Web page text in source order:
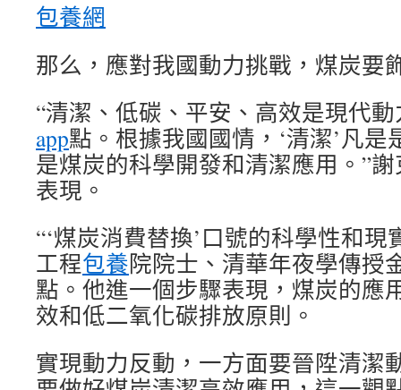
包養網
那么，應對我國動力挑戰，煤炭要
“清潔、低碳、平安、高效是現代
app點。根據我國國情，‘清潔’凡
是煤炭的科學開發和清潔應用。”謝
表現。
“‘煤炭消費替換’口號的科學性和
工程包養院院士、清華年夜學傳授
點。他進一個步驟表現，煤炭的應
效和低二氧化碳排放原則。
實現動力反動，一方面要晉陞清潔